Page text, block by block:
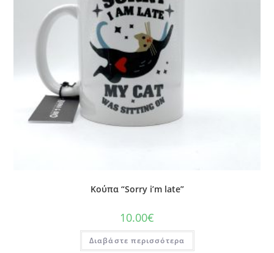
Κούπα “Sorry i’m late”
10.00€
Διαβάστε περισσότερα